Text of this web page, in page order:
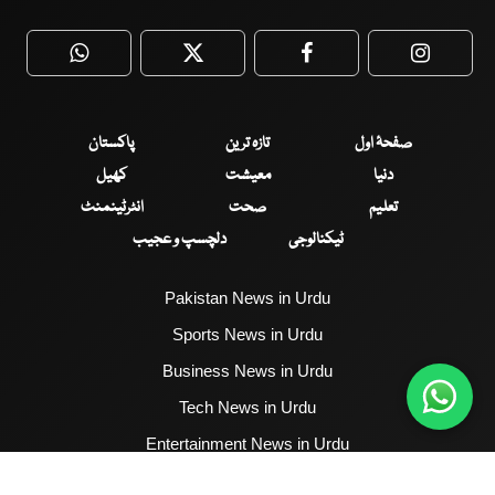
WhatsApp Twitter Facebook
صفحۂ اول تازہ ترین
پاکستان
دنیا
معیشت
کھیل
تعلیم
صحت
انٹرٹینمنٹ
ٹیکنالوجی
دلچسپ و عجیب
Pakistan News in Urdu
Sports News in Urdu
Business News in Urdu
Tech News in Urdu
Entertainment News in Urdu